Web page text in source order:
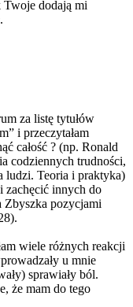
dodają mi
za listę tytułów
i przeczytałam
całość ? (np. Ronald
codziennych trudności,
ludzi. Teoria i praktyka)
zachęcić innych do
Zbyszka pozycjami
wiele różnych reakcji
u mnie
sprawiały ból.
że mam do tego